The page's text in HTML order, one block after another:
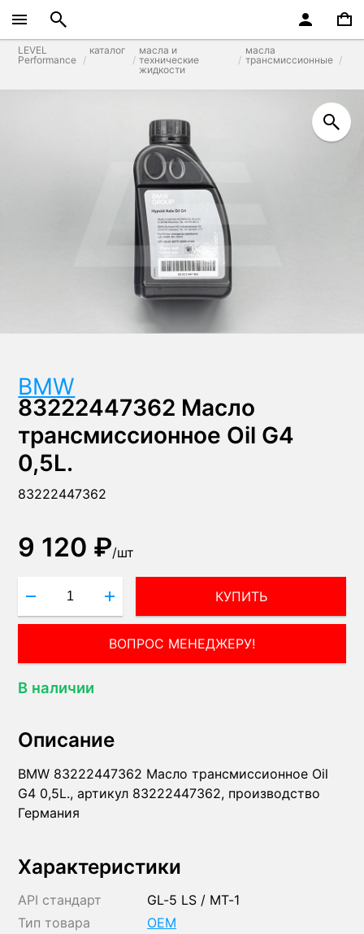
LEVEL
Performance
каталог
масла и
технические
жидкости
масла
трансмиссионные
BMW
83222447362 Масло
трансмиссионное Oil G4
0,5L.
83222447362
9 120 ₽/шт
КУПИТЬ
ВОПРОС МЕНЕДЖЕРУ!
В наличии
Описание
BMW 83222447362 Масло трансмиссионное Oil
G4 0,5L., артикул 83222447362, производство
Германия
Характеристики
API стандарт
GL-5 LS / MT-1
Тип товара
OEM